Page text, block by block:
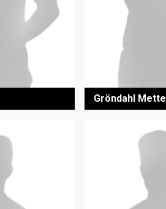
Gröndahl Mette